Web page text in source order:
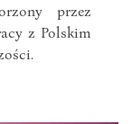
przez
z Polskim